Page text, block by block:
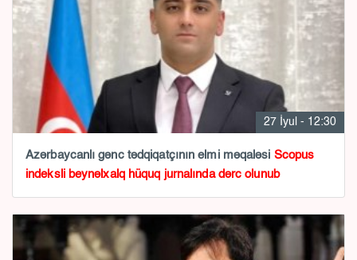
27 İyul - 12:30
Azərbaycanlı gənc tədqiqatçının elmi məqaləsi Scopus
indeksli beynəlxalq hüquq jurnalında dərc olunub